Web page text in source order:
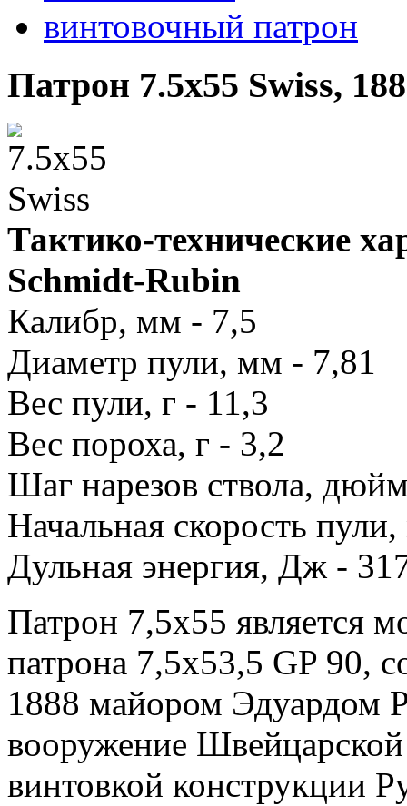
винтовочный патрон
Патрон 7.5x55 Swiss,
Тактико-технические
Schmidt-Rubin
Калибр, мм - 7,5
Диаметр пули, мм - 7,81
Вес пули, г - 11,3
Вес пороха, г - 3,2
Шаг нарезов ствола,
Начальная скорость
Дульная энергия, Дж -
Патрон 7,5x55 является
патрона 7,5x53,5 GP 90,
1888 майором Эдуардом
вооружение
винтовкой конструкции